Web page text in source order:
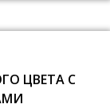
ЦВЕТА С